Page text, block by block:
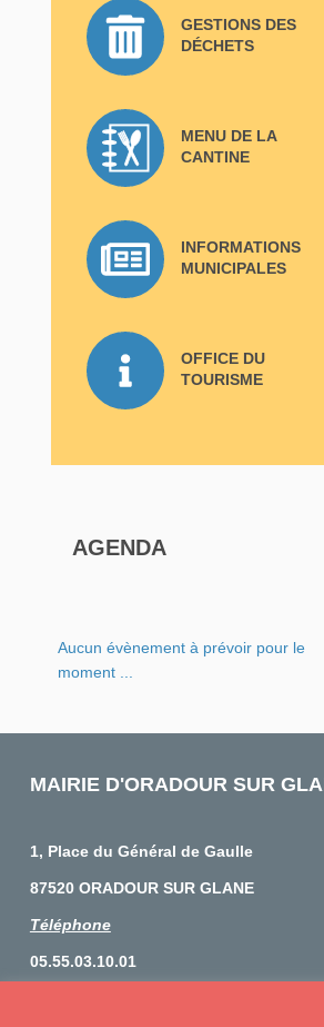
GESTIONS DES
DÉCHETS
MENU DE LA
CANTINE
INFORMATIONS
MUNICIPALES
OFFICE DU
TOURISME
AGENDA
Aucun évènement à prévoir pour le
moment ...
MAIRIE D'ORADOUR SUR
1, Place du Général de Gaulle
87520 ORADOUR SUR GLANE
Téléphone
05.55.03.10.01